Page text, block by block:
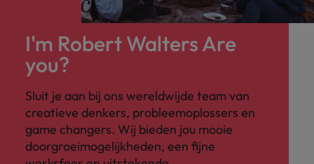
I'm Robert Walters Are
you?
Sluit je aan bij ons wereldwijde team van
creatieve denkers, probleemoplossers en
game changers. Wij bieden jou mooie
doorgroeimogelijkheden, een fijne